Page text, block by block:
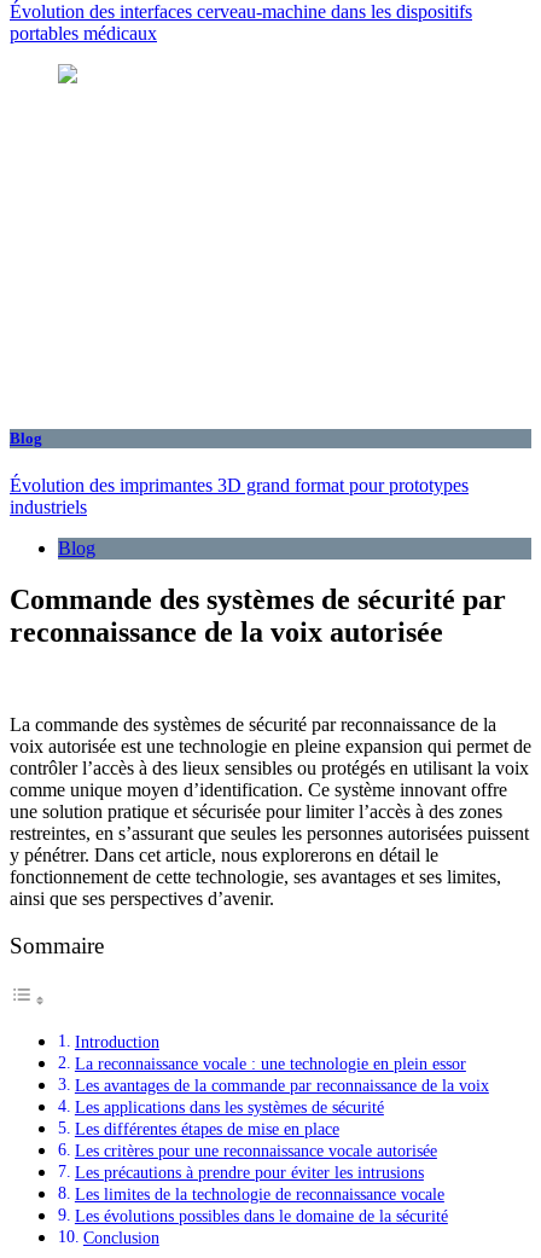
Évolution des interfaces cerveau-machine dans les dispositifs
portables médicaux
Blog
Évolution des imprimantes 3D grand format pour prototypes
industriels
Blog
Commande des systèmes de sécurité par
reconnaissance de la voix autorisée
La commande des systèmes de sécurité par reconnaissance de la
voix autorisée est une technologie en pleine expansion qui permet de
contrôler l’accès à des lieux sensibles ou protégés en utilisant la voix
comme unique moyen d’identification. Ce système innovant offre
une solution pratique et sécurisée pour limiter l’accès à des zones
restreintes, en s’assurant que seules les personnes autorisées puissent
y pénétrer. Dans cet article, nous explorerons en détail le
fonctionnement de cette technologie, ses avantages et ses limites,
ainsi que ses perspectives d’avenir.
Sommaire
Introduction
La reconnaissance vocale : une technologie en plein essor
Les avantages de la commande par reconnaissance de la voix
Les applications dans les systèmes de sécurité
Les différentes étapes de mise en place
Les critères pour une reconnaissance vocale autorisée
Les précautions à prendre pour éviter les intrusions
Les limites de la technologie de reconnaissance vocale
Les évolutions possibles dans le domaine de la sécurité
Conclusion